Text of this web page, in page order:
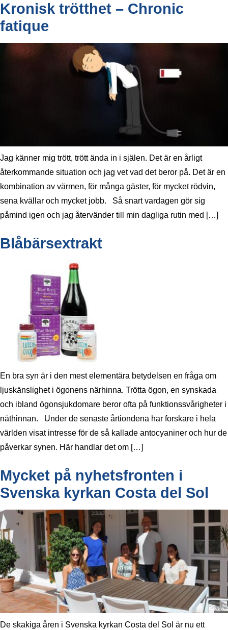
Kronisk trötthet – Chronic
fatique
Jag känner mig trött, trött ända in i själen. Det är en årligt
återkommande situation och jag vet vad det beror på. Det är en
kombination av värmen, för många gäster, för mycket rödvin,
sena kvällar och mycket jobb. Så snart vardagen gör sig
påmind igen och jag återvänder till min dagliga rutin med […]
Blåbärsextrakt
En bra syn är i den mest elementära betydelsen en fråga om
ljuskänslighet i ögonens närhinna. Trötta ögon, en synskada
och ibland ögonsjukdomare beror ofta på funktionssvårigheter i
näthinnan. Under de senaste årtiondena har forskare i hela
världen visat intresse för de så kallade antocyaniner och hur de
påverkar synen. Här handlar det om […]
Mycket på nyhetsfronten i
Svenska kyrkan Costa del Sol
De skakiga åren i Svenska kyrkan Costa del Sol är nu ett